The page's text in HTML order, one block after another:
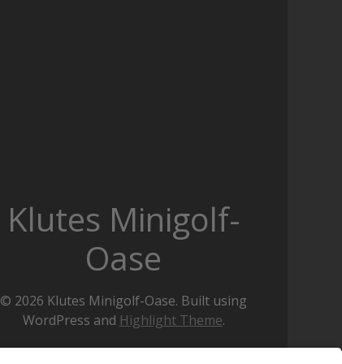
Klutes Minigolf-
Oase
© 2026 Klutes Minigolf-Oase. Built using
WordPress and Highlight Theme.